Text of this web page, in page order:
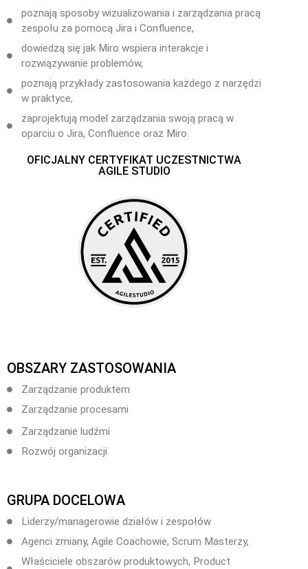
poznają sposoby wizualizowania i zarządzania pracą
zespołu za pomocą Jira i Confluence,
dowiedzą się jak Miro wspiera interakcje i
rozwiązywanie problemów,
poznają przykłady zastosowania każdego z narzędzi
w praktyce,
zaprojektują model zarządzania swoją pracą w
oparciu o Jira, Confluence oraz Miro.
OFICJALNY CERTYFIKAT UCZESTNICTWA
AGILE STUDIO
OBSZARY ZASTOSOWANIA
Zarządzanie produktem
Zarządzanie procesami
Zarządzanie ludźmi
Rozwój organizacji
GRUPA DOCELOWA
Liderzy/managerowie działów i zespołów
Agenci zmiany, Agile Coachowie, Scrum Masterzy,
Właściciele obszarów produktowych, Product